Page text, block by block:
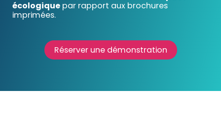
écologique par rapport aux brochures
imprimées.
Réserver une démonstration